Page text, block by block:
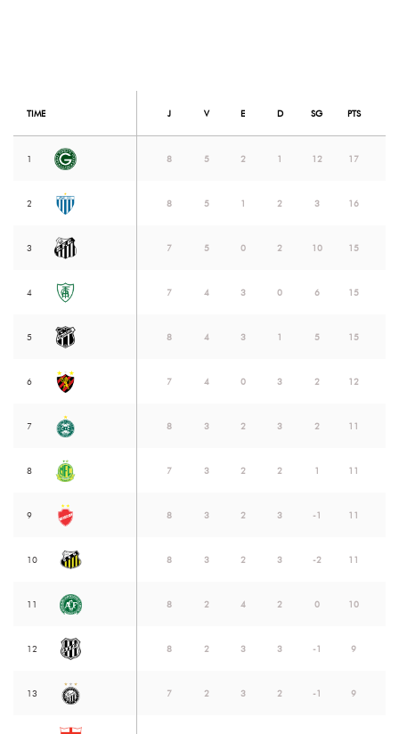
TIME J V E D SG PTS
1 8 5 2 1 12 17
2 8 5 1 2 3 16
3 7 5 0 2 10 15
4 7 4 3 0 6 15
5 8 4 3 1 5 15
6 7 4 0 3 2 12
7 8 3 2 3 2 11
8 7 3 2 2 1 11
9 8 3 2 3 -1 11
10 8 3 2 3 -2 11
11 8 2 4 2 0 10
12 8 2 3 3 -1 9
13 7 2 3 2 -1 9